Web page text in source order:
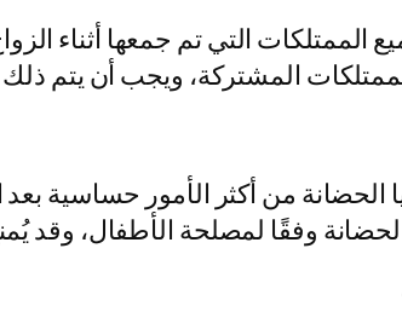
الممتلكات التي تم جمعها أثناء
المشتركة، ويجب أن يتم
من أكثر الأمور حساسية بعد
وفقًا لمصلحة الأطفال، وقد